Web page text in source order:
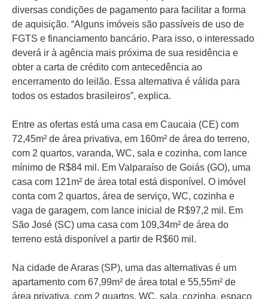
diversas condições de pagamento para facilitar a forma
de aquisição. “Alguns imóveis são passíveis de uso de
FGTS e financiamento bancário. Para isso, o interessado
deverá ir à agência mais próxima de sua residência e
obter a carta de crédito com antecedência ao
encerramento do leilão. Essa alternativa é válida para
todos os estados brasileiros”, explica.
Entre as ofertas está uma casa em Caucaia (CE) com
72,45m² de área privativa, em 160m² de área do terreno,
com 2 quartos, varanda, WC, sala e cozinha, com lance
mínimo de R$84 mil. Em Valparaíso de Goiás (GO), uma
casa com 121m² de área total está disponível. O imóvel
conta com 2 quartos, área de serviço, WC, cozinha e
vaga de garagem, com lance inicial de R$97,2 mil. Em
São José (SC) uma casa com 109,34m² de área do
terreno está disponível a partir de R$60 mil.
Na cidade de Araras (SP), uma das alternativas é um
apartamento com 67,99m² de área total e 55,55m² de
área privativa, com 2 quartos, WC, sala, cozinha, espaço